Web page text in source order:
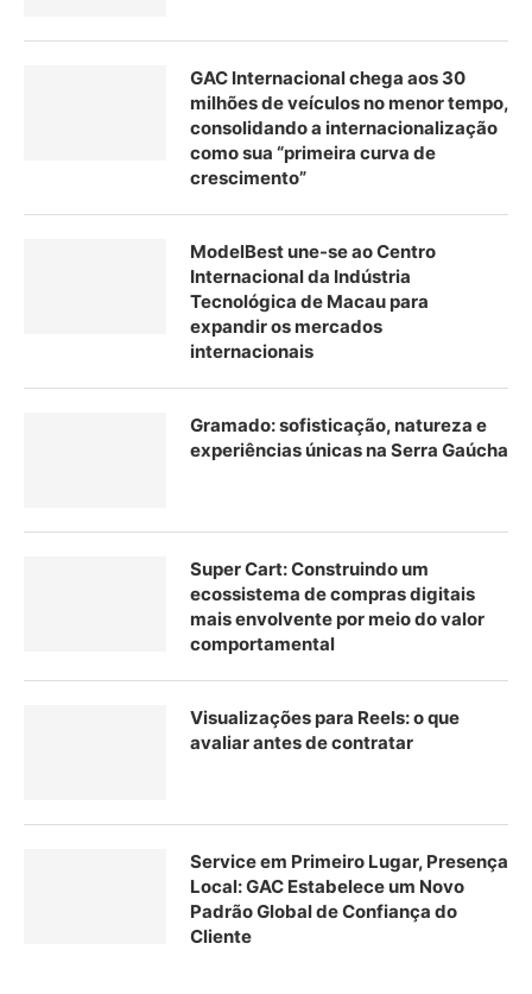
GAC Internacional chega aos 30
milhões de veículos no menor tempo,
consolidando a internacionalização
como sua “primeira curva de
crescimento”
ModelBest une-se ao Centro
Internacional da Indústria
Tecnológica de Macau para
expandir os mercados
internacionais
Gramado: sofisticação, natureza e
experiências únicas na Serra Gaúcha
Super Cart: Construindo um
ecossistema de compras digitais
mais envolvente por meio do valor
comportamental
Visualizações para Reels: o que
avaliar antes de contratar
Service em Primeiro Lugar, Presença
Local: GAC Estabelece um Novo
Padrão Global de Confiança do
Cliente